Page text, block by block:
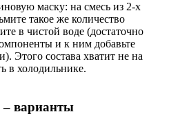
маску: на смесь из 2-х
такое же количество
в чистой воде (достаточно
и к ним добавьте
Этого состава хватит не на
в холодильнике.
– варианты